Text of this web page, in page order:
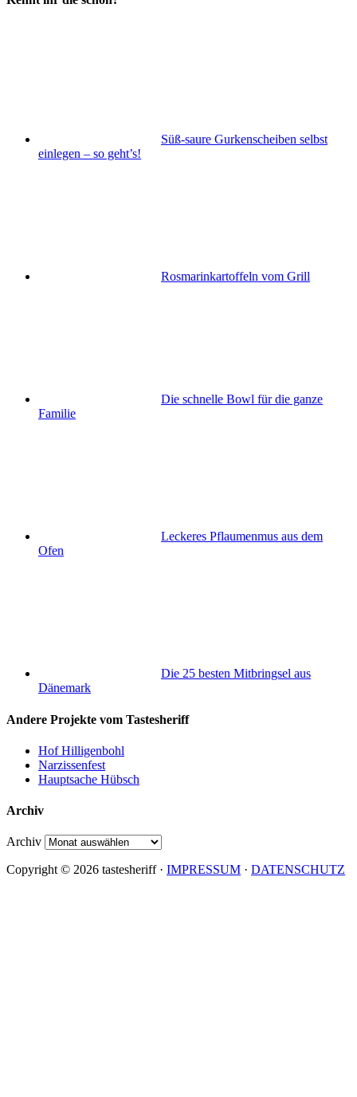
Süß-saure Gurkenscheiben selbst
einlegen – so geht’s!
Rosmarinkartoffeln vom Grill
Die schnelle Bowl für die ganze
Familie
Leckeres Pflaumenmus aus dem
Ofen
Die 25 besten Mitbringsel aus
Dänemark
Andere Projekte vom Tastesheriff
Hof Hilligenbohl
Narzissenfest
Hauptsache Hübsch
Archiv
Archiv
Copyright © 2026 tastesheriff · IMPRESSUM · DATENSCHUTZ